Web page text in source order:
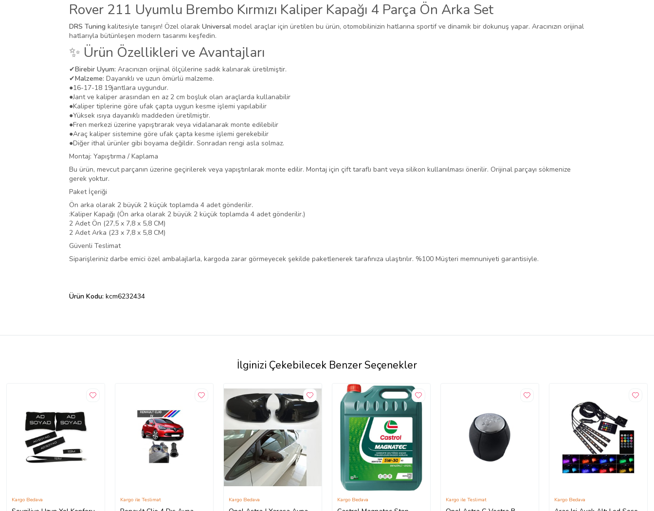
Rover 211 Uyumlu Brembo Kırmızı Kaliper Kapağı 4 Parça Ön Arka Set
DRS Tuning kalitesiyle tanışın! Özel olarak Universal model araçlar için üretilen bu ürün, otomobilinizin hatlarına sportif ve dinamik bir dokunuş yapar. Aracınızın orijinal
hatlarıyla bütünleşen modern tasarımı keşfedin.
✨ Ürün Özellikleri ve Avantajları
✔Birebir Uyum: Aracınızın orijinal ölçülerine sadık kalınarak üretilmiştir.
✔Malzeme: Dayanıklı ve uzun ömürlü malzeme.
●16-17-18 19jantlara uygundur.
●Jant ve kaliper arasından en az 2 cm boşluk olan araçlarda kullanabilir
●Kaliper tiplerine göre ufak çapta uygun kesme işlemi yapılabilir
●Yüksek ısıya dayanıklı maddeden üretilmiştir.
●Fren merkezi üzerine yapıştırarak veya vidalanarak monte edilebilir
●Araç kaliper sistemine göre ufak çapta kesme işlemi gerekebilir
●Diğer ithal ürünler gibi boyama değildir. Sonradan rengi asla solmaz.
Montaj: Yapıştırma / Kaplama
Bu ürün, mevcut parçanın üzerine geçirilerek veya yapıştırılarak monte edilir. Montaj için çift taraflı bant veya silikon kullanılması önerilir. Orijinal parçayı sökmenize
gerek yoktur.
Paket İçeriği
Ön arka olarak 2 büyük 2 küçük toplamda 4 adet gönderilir.
:Kaliper Kapağı (Ön arka olarak 2 büyük 2 küçük toplamda 4 adet gönderilir.)
2 Adet Ön (27,5 x 7,8 x 5,8 CM)
2 Adet Arka (23 x 7,8 x 5,8 CM)
Güvenli Teslimat
Siparişleriniz darbe emici özel ambalajlarla, kargoda zarar görmeyecek şekilde paketlenerek tarafınıza ulaştırılır. %100 Müşteri memnuniyeti garantisiyle.
Ürün Kodu: kcm6232434
İlginizi Çekebilecek Benzer Seçenekler
Kargo Bedava Kargo ile Teslimat Kargo Bedava Kargo Bedava Kargo ile Teslimat Kargo Bedava